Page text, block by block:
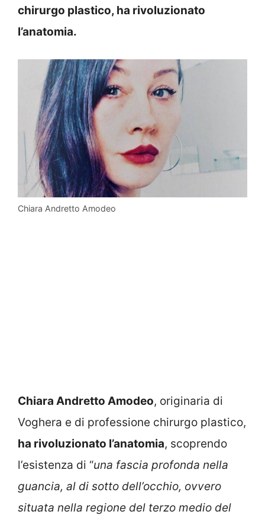
chirurgo plastico, ha rivoluzionato
l’anatomia.
Chiara Andretto Amodeo
Chiara Andretto Amodeo, originaria di
Voghera e di professione chirurgo plastico,
ha rivoluzionato l’anatomia, scoprendo
l’esistenza di “una fascia profonda nella
guancia, al di sotto dell’occhio, ovvero
situata nella regione del terzo medio del